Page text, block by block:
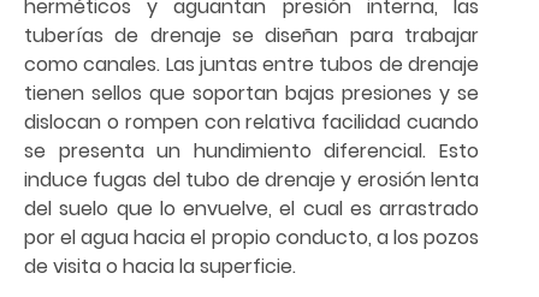
herméticos y aguantan presión interna, las
tuberías de drenaje se diseñan para trabajar
como canales. Las juntas entre tubos de drenaje
tienen sellos que soportan bajas presiones y se
dislocan o rompen con relativa facilidad cuando
se presenta un hundimiento diferencial. Esto
induce fugas del tubo de drenaje y erosión lenta
del suelo que lo envuelve, el cual es arrastrado
por el agua hacia el propio conducto, a los pozos
de visita o hacia la superficie.